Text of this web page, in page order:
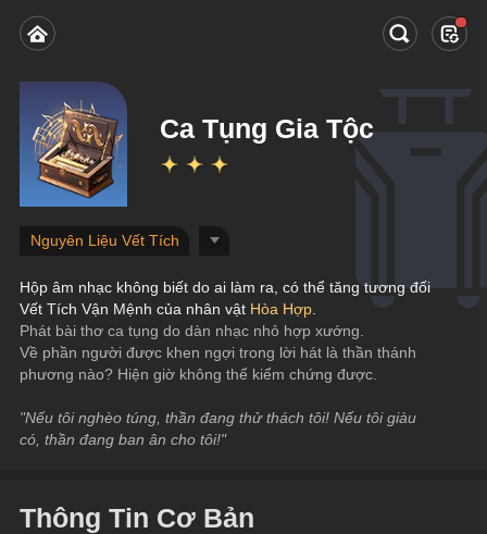
Ca Tụng Gia Tộc
Nguyên Liệu Vết Tích
Hộp âm nhạc không biết do ai làm ra, có thể tăng tương đối
Vết Tích Vận Mệnh của nhân vật Hòa Hợp
Phát bài thơ ca tụng do dàn nhạc nhỏ hợp xướng.
Về phần người được khen ngợi trong lời hát là thần thánh
phương nào? Hiện giờ không thể kiểm chứng được.
"Nếu tôi nghèo túng, thần đang thử thách tôi! Nếu tôi giàu
có, thần đang ban ân cho tôi!"
Thông Tin Cơ Bản